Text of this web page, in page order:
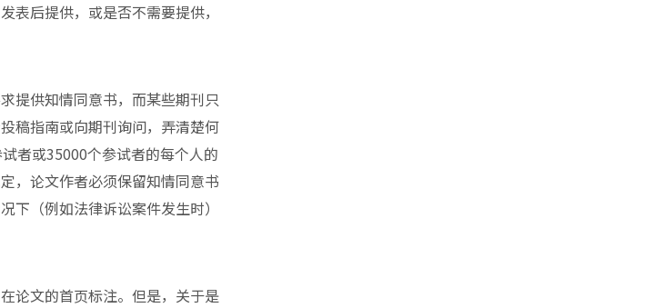
后提供，或是否不需要提供，
提供知情同意书，而某些期刊只
稿指南或向期刊询问，弄清楚何
者或35000个参试者的每个人的
，论文作者必须保留知情同意书
下（例如法律诉讼案件发生时）
论文的首页标注。但是，关于是